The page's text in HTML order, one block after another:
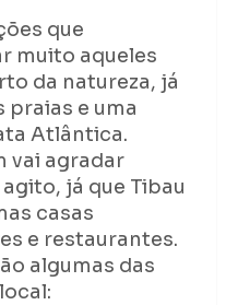
que
muito aqueles
da natureza, já
praias e uma
Atlântica.
vai agradar
já que Tibau
casas
e restaurantes.
algumas das